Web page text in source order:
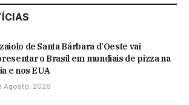
de Santa Bárbara d’Oeste vai
o Brasil em mundiais de pizza na
e nos EUA
Agosto, 2026